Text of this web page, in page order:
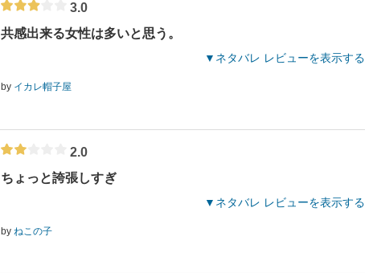
3.0
共感出来る女性は多いと思う。
ネタバレ レビューを表示する
by イカレ帽子屋
2.0
ちょっと誇張しすぎ
ネタバレ レビューを表示する
by ねこの子